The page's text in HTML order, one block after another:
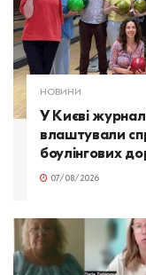
НОВИНИ
У Києві
влаштували
боулінгових
07/08/2026